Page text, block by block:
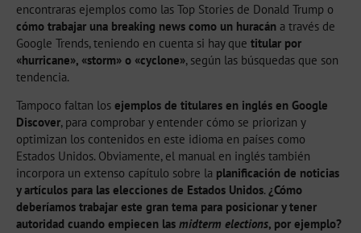
encontraras ejemplos como las Top Stories de Donald Trump o
cómo trabajar una breaking news como un huracán a través de
Google Trends, teniendo en cuenta si hay que titular por
«hurricane», «storm» o «cyclone», según las búsquedas que son
tendencia.
Tampoco faltan los ejemplos de titulares en inglés en Google
Discover, para comprobar y entender cómo se priorizan y
optimizan los contenidos en este idioma en países como
Estados Unidos. Obviamente, el manual en inglés también
incorpora un extenso capítulo sobre la planificación de noticias
y artículos para las elecciones de Estados Unidos. ¿Cómo
deberíamos trabajar este gran tema para posicionar y tener
autoridad cuando empiecen las midterm elections, por ejemplo?